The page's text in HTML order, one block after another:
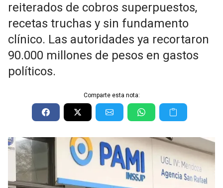
reiterados de cobros superpuestos,
recetas truchas y sin fundamento
clínico. Las autoridades ya recortaron
90.000 millones de pesos en gastos
políticos.
Comparte esta nota: